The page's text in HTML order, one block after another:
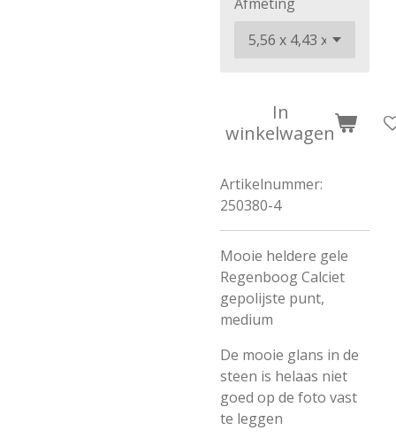
In
winkelwagen
Artikelnummer:
250380-4
Mooie heldere gele
Regenboog Calciet
gepolijste punt,
medium
De mooie glans in de
steen is helaas niet
goed op de foto vast
te leggen